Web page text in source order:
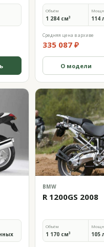
Объём
1 284 см³ 114
Средняя цена в архиве
335 087 ₽
О модели
BMW
R 1200GS 2008
Объём
1 170 см³ 105